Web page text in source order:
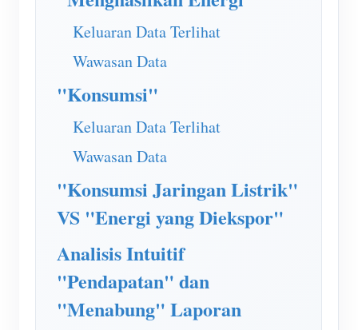
Simulator IAMMETER
Pengukur Virtual
Sistem Peramalan dan Simulasi Energi
Aplikasi
Monitor Energi Sistem PV Surya
Monitor Penggunaan Listrik
Sistem Kontrol Pemanas PV
Otomasi Rumah
Pemantauan Energi Pabrik
Toko
Sumber daya
Mulai Cepat Produk
Dokumen
Video Tutorial
FAQ
Berita
Masyarakat
Pengembang
Mengeksplorasi
Program Hadiah
Tentang kami
Keluaran Data Terlihat
Wawasan Data
"Konsumsi"
Keluaran Data Terlihat
Wawasan Data
"Konsumsi Jaringan Listrik"
VS "Energi yang Diekspor"
Analisis Intuitif
"Pendapatan" dan
"Menabung" Laporan